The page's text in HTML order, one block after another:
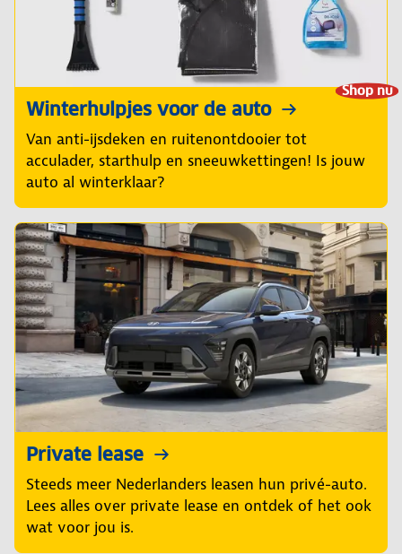
Shop nu
Winterhulpjes voor de auto
Van anti-ijsdeken en ruitenontdooier tot
acculader, starthulp en sneeuwkettingen! Is jouw
auto al winterklaar?
Private lease
Steeds meer Nederlanders leasen hun privé-auto.
Lees alles over private lease en ontdek of het ook
wat voor jou is.